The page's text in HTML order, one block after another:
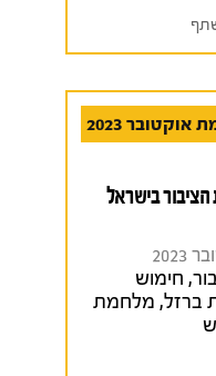
אוקטובר 2023
בישראל
, חימוש
ברזל, מלחמת